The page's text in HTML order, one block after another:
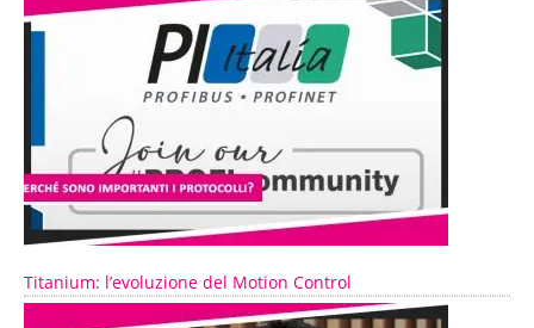
Titanium: l’evoluzione del Motion Control